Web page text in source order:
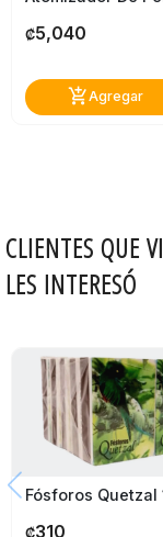
₡5,040
add_shopping_cartAgregar
CLIENTES QUE
LES INTERESÓ
₡310